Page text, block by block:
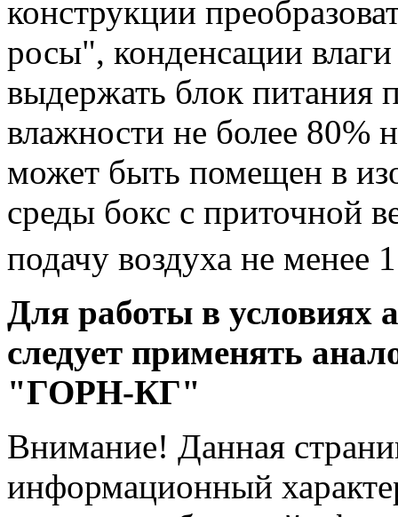
конструкции
росы", конденсации
выдержать блок питания
влажности не более 80%
может быть помещен в
среды бокс с приточной
подачу воздуха не менее
Для работы в условиях
следует применять
"ГОРН-КГ"
Внимание! Данная
информационный